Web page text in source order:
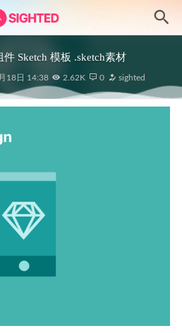
Sketch 模板 .sketch素材
18日 14:38 2.62K 0 sighted
素材 2021-09-13
标设计素材
界面设计素材